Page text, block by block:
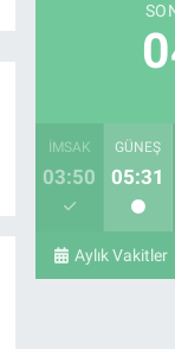
İMSAK
03:50
GÜNEŞ
05:31
Aylık Vakitler